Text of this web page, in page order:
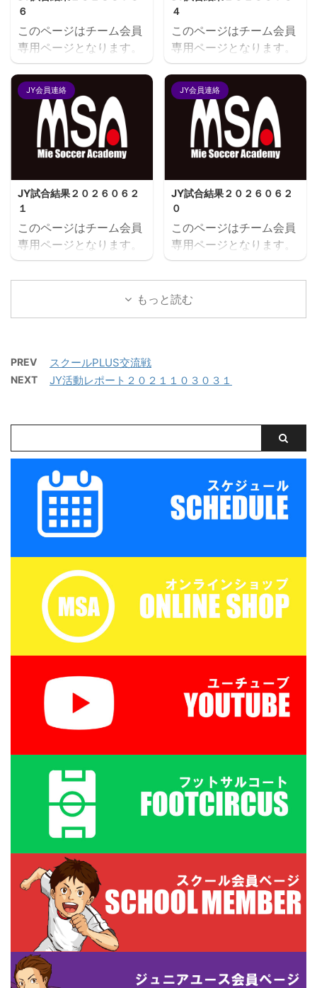
６
このページはチーム会員
専用ページとなります。
閲覧にはユーザー名とパ
スワードにてログインが
必要となります。既存ユ
ーザのログインユーザー
名またはメールアドレス
パスワード ログイン状態
４
このページはチーム会員
専用ページとなります。
閲覧にはユーザー名とパ
スワードにてログインが
必要となります。既存ユ
ーザのログインユーザー
名またはメールアドレス
パスワード ログイン状態
JY会員連絡
JY試合結果２０２６０６２
１
このページはチーム会員
専用ページとなります。
閲覧にはユーザー名とパ
スワードにてログインが
必要となります。既存ユ
を保存する
JY会員連絡
JY試合結果２０２６０６２
０
このページはチーム会員
専用ページとなります。
閲覧にはユーザー名とパ
スワードにてログインが
必要となります。既存ユ
もっと読む
PREV スクールPLUS交流戦
NEXT JY活動レポート２０２１１０３０３１